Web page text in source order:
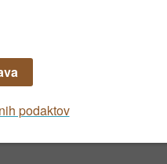
Tudi plodovi
količine
Pomembno je
garaže, da
kisika. Prostore